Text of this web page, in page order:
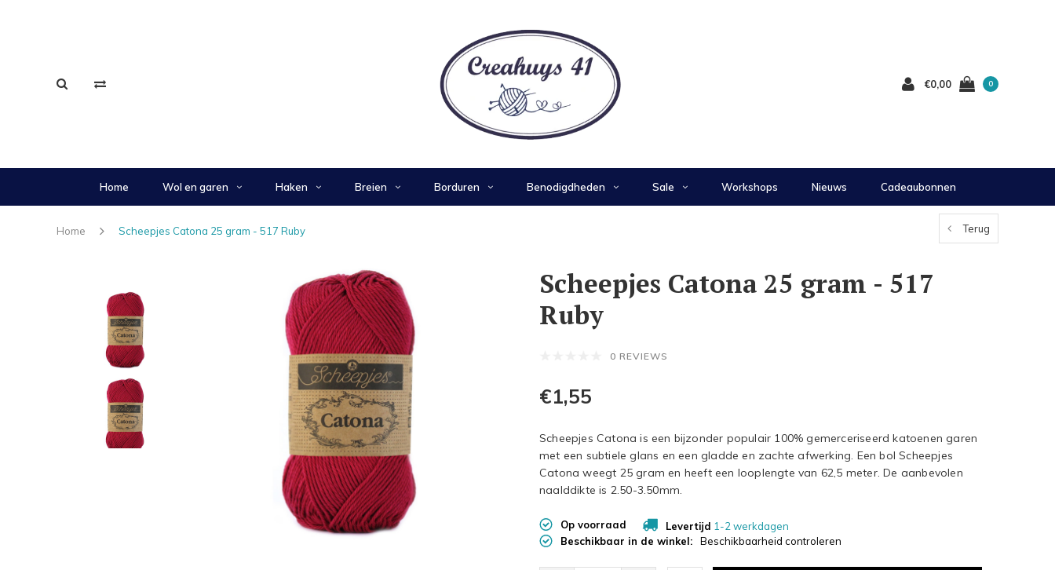
€0,00 0
Home Wol en garen Haken Breien Borduren Benodigdheden Sale Workshops Nieuws Cadeaubonnen
Home Scheepjes Catona 25 gram - 517 Ruby Terug
Scheepjes Catona 25 gram - 517
Ruby
0 REVIEWS
€1,55
Scheepjes Catona is een bijzonder populair 100% gemerceriseerd katoenen garen
met een subtiele glans en een gladde en zachte afwerking. Een bol Scheepjes
Catona weegt 25 gram en heeft een looplengte van 62,5 meter. De aanbevolen
naalddikte is 2.50-3.50mm.
Op voorraad Levertijd 1-2 werkdagen
Beschikbaar in de winkel:
Beschikbaarheid controleren